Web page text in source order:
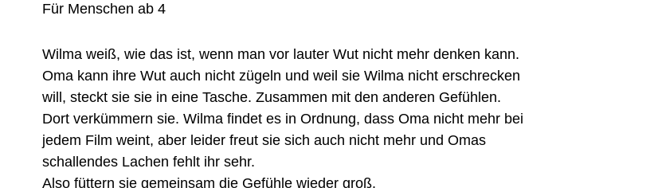
Für Menschen ab 4
Wilma weiß, wie das ist, wenn man vor lauter Wut nicht mehr denken kann.
Oma kann ihre Wut auch nicht zügeln und weil sie Wilma nicht erschrecken
will, steckt sie sie in eine Tasche. Zusammen mit den anderen Gefühlen.
Dort verkümmern sie. Wilma findet es in Ordnung, dass Oma nicht mehr bei
jedem Film weint, aber leider freut sie sich auch nicht mehr und Omas
schallendes Lachen fehlt ihr sehr.
Also füttern sie gemeinsam die Gefühle wieder groß.